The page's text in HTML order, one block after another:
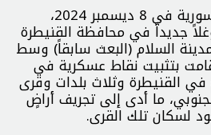
مع سقوط الحكومة السورية في 8 ديسمبر 2024،
جديداً في محافظة القنيطرة
السلام (البعث سابقاً) وسط
بتثبيت نقاط عسكرية في
وبلدة في القنيطرة وثلاث بلدات وقرى
ما أدى إلى تجريف أراضٍ
لسكان تلك القرى.